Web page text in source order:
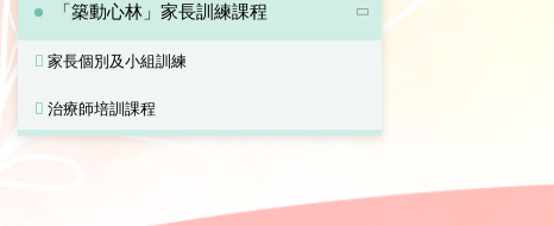
「築動心林」家長訓練課程
家長個別及小組訓練
治療師培訓課程